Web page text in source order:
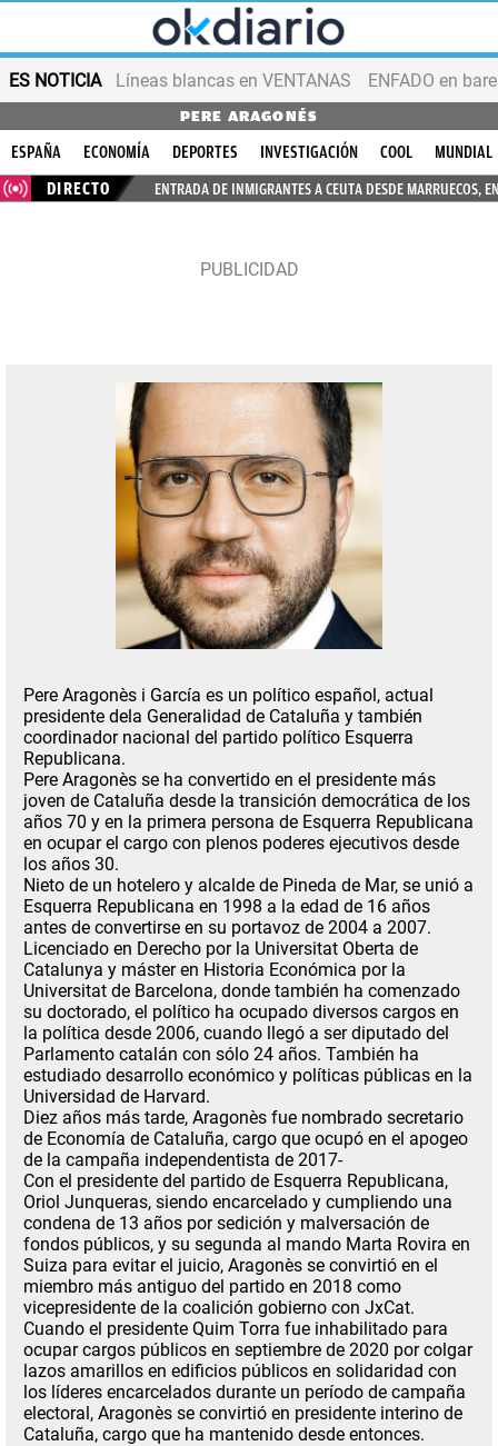
ES NOTICIA Líneas blancas en VENTANAS ENFADO en
PERE ARAGONÉS
ESPAÑA ECONOMÍA DEPORTES INVESTIGACIÓN COOL
MUNDIAL
DIRECTO
ENTRADA DE INMIGRANTES A CEUTA DESDE MARRUECOS,
Pere Aragonès i García es un político español, actual
presidente dela Generalidad de Cataluña y también
coordinador nacional del partido político Esquerra
Republicana.
Pere Aragonès se ha convertido en el presidente más
joven de Cataluña desde la transición democrática de los
años 70 y en la primera persona de Esquerra Republicana
en ocupar el cargo con plenos poderes ejecutivos desde
los años 30.
Nieto de un hotelero y alcalde de Pineda de Mar, se unió a
Esquerra Republicana en 1998 a la edad de 16 años
antes de convertirse en su portavoz de 2004 a 2007.
Licenciado en Derecho por la Universitat Oberta de
Catalunya y máster en Historia Económica por la
Universitat de Barcelona, ​​donde también ha comenzado
su doctorado, el político ha ocupado diversos cargos en
la política desde 2006, cuando llegó a ser diputado del
Parlamento catalán con sólo 24 años. También ha
estudiado desarrollo económico y políticas públicas en la
Universidad de Harvard.
Diez años más tarde, Aragonès fue nombrado secretario
de Economía de Cataluña, cargo que ocupó en el apogeo
de la campaña independentista de 2017-
Con el presidente del partido de Esquerra Republicana,
Oriol Junqueras, siendo encarcelado y cumpliendo una
condena de 13 años por sedición y malversación de
fondos públicos, y su segunda al mando Marta Rovira en
Suiza para evitar el juicio, Aragonès se convirtió en el
miembro más antiguo del partido en 2018 como
vicepresidente de la coalición gobierno con JxCat.
Cuando el presidente Quim Torra fue inhabilitado para
ocupar cargos públicos en septiembre de 2020 por colgar
lazos amarillos en edificios públicos en solidaridad con
los líderes encarcelados durante un período de campaña
electoral, Aragonès se convirtió en presidente interino de
Cataluña, cargo que ha mantenido desde entonces.